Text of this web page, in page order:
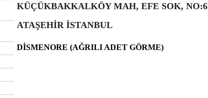
KÜÇÜKBAKKALKÖY MAH, EFE SOK, NO:6
ATAŞEHİR İSTANBUL
DİSMENORE (AĞRILI ADET GÖRME)